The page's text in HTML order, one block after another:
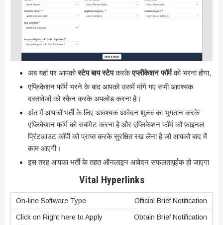
अब यहां पर आपकोस्टेप बाय स्टेपकरकेएप्लीकेशन फॉर्मको भरना होगा,
एप्लिकेशन फॉर्म भरने के बाद आपको उसमें मांगे गए सभी आवश्यक
दस्तावेजों को स्कैन करके अपलोड करना है।
अंत में आपको भर्ती के लिए आवश्यक आवेदन शुल्क का भुगतान करके
एप्लिकेशन फॉर्म को सबमिट करना है और एप्लिकेशन फॉर्म को फ़ाइनल
प्रिंटआउट कॉपी को प्राप्त करके सुरक्षित रख लेना है जो आपको बाद में
काम आएगी।
इस तरह आपका भर्ती के तहत ऑनलाइन आवेदन सफलतापूर्वक हो जाएगा
Vital Hyperlinks
Official Brief Notification
Obtain Brief Notification